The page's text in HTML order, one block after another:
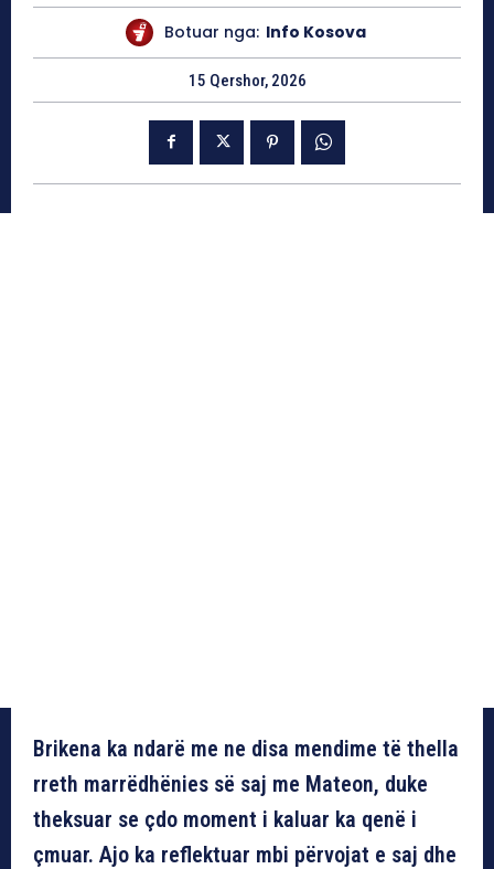
Botuar nga: Info Kosova
15 Qershor, 2026
Brikena ka ndarë me ne disa mendime të thella
rreth marrëdhënies së saj me Mateon, duke
theksuar se çdo moment i kaluar ka qenë i
çmuar. Ajo ka reflektuar mbi përvojat e saj dhe